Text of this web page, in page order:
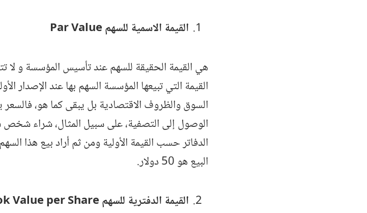
القيمة الاسمية للسهم Par Value
هي القيمة الحقيقة للسهم عند تأسيس المؤسسة و لا
القيمة التي تبيعها المؤسسة السهم بها عند الإصدار
السوق والظروف الاقتصادية بل يبقى كما هو، فالسعر
الدفاتر حسب القيمة الأولية ومن ثم أراد بيع هذا
البيع هو 50 دولار.
القيمة الدفترية للسهم Book Value per Share